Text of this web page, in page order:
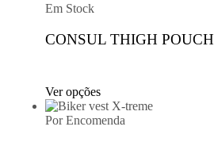
Em Stock
CONSUL THIGH POUCH
Ver opções
Por Encomenda